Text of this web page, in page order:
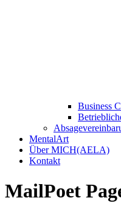
Business
MentalArt
Über MICH(AELA)
Kontakt
MailPoet